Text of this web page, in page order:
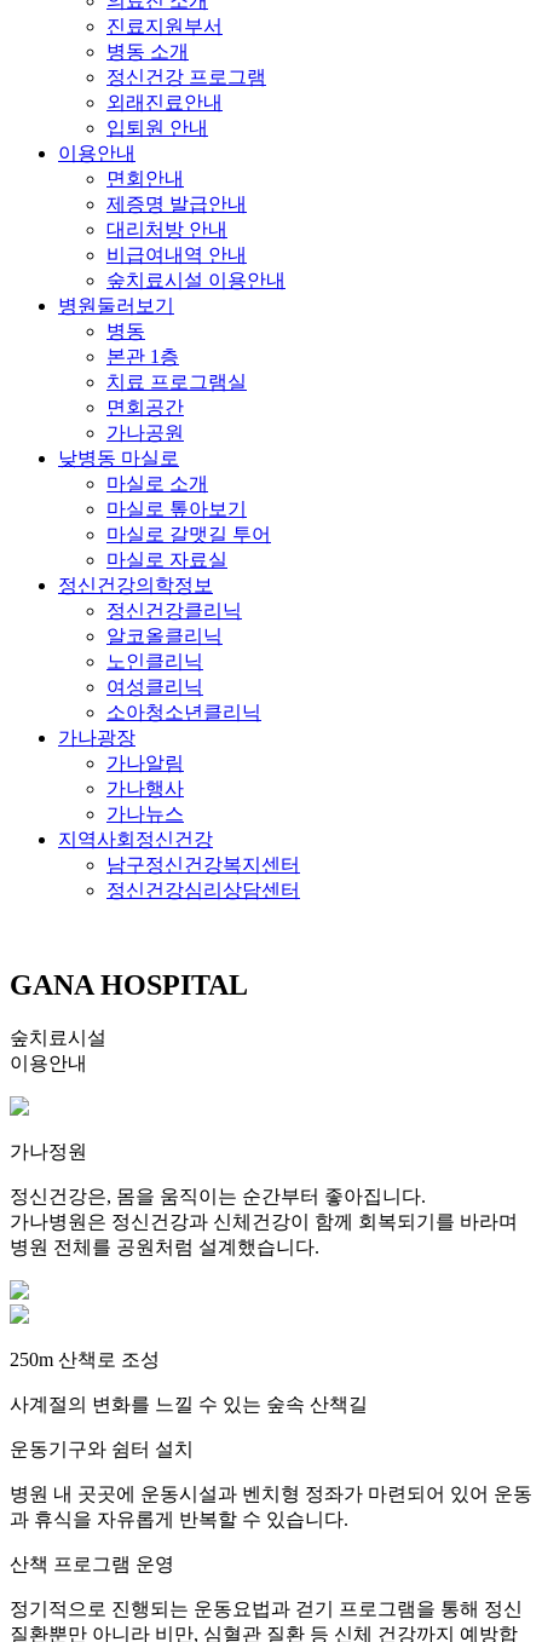
진료지원부서
병동 소개
정신건강 프로그램
외래진료안내
입퇴원 안내
이용안내
면회안내
제증명 발급안내
대리처방 안내
비급여내역 안내
숲치료시설 이용안내
병원둘러보기
병동
본관 1층
치료 프로그램실
면회공간
가나공원
낮병동 마실로
마실로 소개
마실로 톺아보기
마실로 갈맷길 투어
마실로 자료실
정신건강의학정보
정신건강클리닉
알코올클리닉
노인클리닉
여성클리닉
소아청소년클리닉
가나광장
가나알림
가나행사
가나뉴스
지역사회정신건강
남구정신건강복지센터
정신건강심리상담센터
GANA HOSPITAL
숲치료시설
이용안내
가나정원
정신건강은, 몸을 움직이는 순간부터 좋아집니다.
가나병원은 정신건강과 신체건강이 함께 회복되기를 바라며
병원 전체를 공원처럼 설계했습니다.
250m 산책로 조성
사계절의 변화를 느낄 수 있는 숲속 산책길
운동기구와 쉼터 설치
병원 내 곳곳에 운동시설과 벤치형 정좌가 마련되어 있어 운동
과 휴식을 자유롭게 반복할 수 있습니다.
산책 프로그램 운영
정기적으로 진행되는 운동요법과 걷기 프로그램을 통해 정신
질환뿐만 아니라 비만, 심혈관 질환 등 신체 건강까지 예방합